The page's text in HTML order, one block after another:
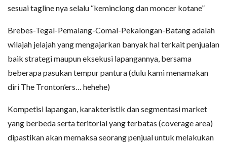
sesuai tagline nya selalu “keminclong dan moncer kotane”
Brebes-Tegal-Pemalang-Comal-Pekalongan-Batang adalah
wilajah jelajah yang mengajarkan banyak hal terkait penjualan
baik strategi maupun eksekusi lapangannya, bersama
beberapa pasukan tempur pantura (dulu kami menamakan
diri The Tronton’ers… hehehe)
Kompetisi lapangan, karakteristik dan segmentasi market
yang berbeda serta teritorial yang terbatas (coverage area)
dipastikan akan memaksa seorang penjual untuk melakukan